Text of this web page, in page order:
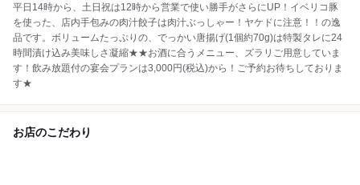
平日14時から、土日祝は12時から営業で使い勝手がさらにUP！イベリコ豚
を使った、店内手包みの肉汁餃子は肉汁ぶっしゃー！ヤケドに注意！！の逸
品です。ボリュームたっぷりの、でっかい唐揚げ(1個約70g)は特製タレに24
時間漬け込み美味しさ凝縮★★お酒に合うメニュー、ズラリご用意していま
す！飲み放題付の宴会プランは3,000円(税込)から！ご予約お待ちしておりま
す★
お店のこだわり